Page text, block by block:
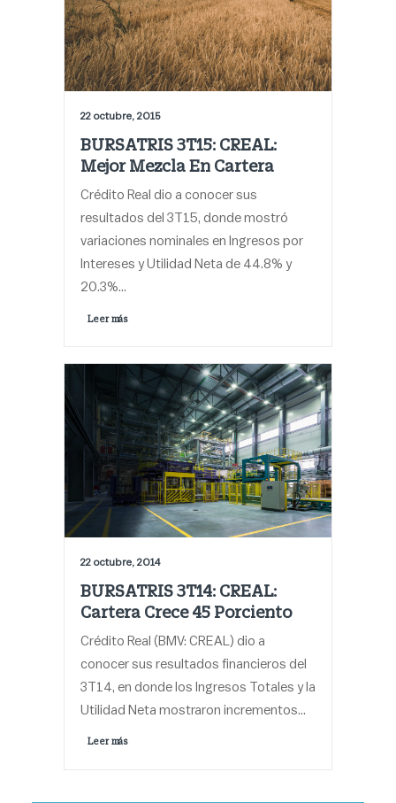
22 octubre, 2015
BURSATRIS 3T15: CREAL:
Mejor Mezcla En Cartera
Crédito Real dio a conocer sus
resultados del 3T15, donde mostró
variaciones nominales en Ingresos por
Intereses y Utilidad Neta de 44.8% y
20.3%…
Leer más
22 octubre, 2014
BURSATRIS 3T14: CREAL:
Cartera Crece 45 Porciento
Crédito Real (BMV: CREAL) dio a
conocer sus resultados financieros del
3T14, en donde los Ingresos Totales y la
Utilidad Neta mostraron incrementos…
Leer más